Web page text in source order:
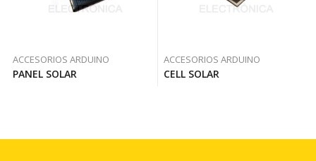
ACCESORIOS ARDUINO
PANEL SOLAR
ACCESORIOS ARDUINO
CELL SOLAR